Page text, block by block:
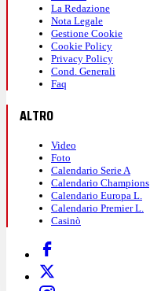
La Redazione
Nota Legale
Gestione Cookie
Cookie Policy
Privacy Policy
Cond. Generali
Faq
ALTRO
Video
Foto
Calendario Serie A
Calendario Champions
Calendario Europa L.
Calendario Premier L.
Casinò